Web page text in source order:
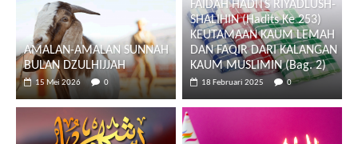
AMALAN-AMALAN SUNNAH
BULAN DZULHIJJAH
15 Mei 2026 0
FAIDAH HADITS RIYADLUSH-
SHALIHIN (Hadits Ke 253)
KEUTAMAAN KAUM LEMAH
DAN FAQIR DARI KALANGAN
KAUM MUSLIMIN (Bag. 2)
18 Februari 2025 0